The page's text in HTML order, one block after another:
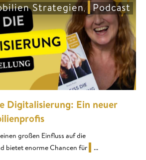
Strategien, Podcast
Digitalisierung: Ein neuer
großen Einfluss auf die
bietet enorme Chancen für
...